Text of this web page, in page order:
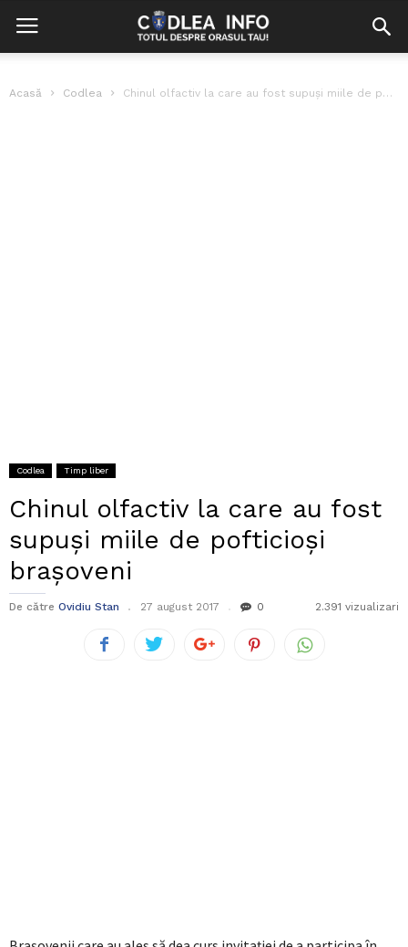
Acasă Codlea Chinul olfactiv la care au fost supuși miile de pofticioși brașoveni
Codlea Timp liber
Chinul olfactiv la care au fost
supuși miile de pofticioși
brașoveni
De către Ovidiu Stan 27 august 2017 0 2.391 vizualizari